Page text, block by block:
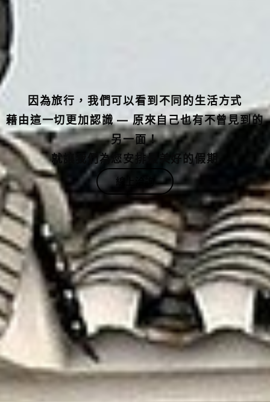
藉由這一切更加認識 — 原來自己也有不曾見到的
另一面！
就讓我們為您安排最美好的假期
線上洽詢